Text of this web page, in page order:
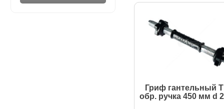
Гриф гантельный
обр. ручка 450 мм d